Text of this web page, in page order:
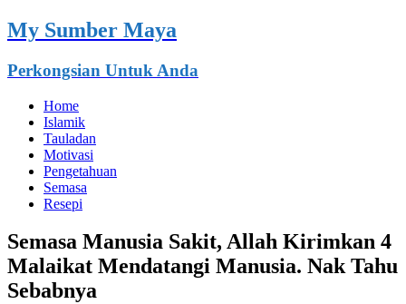
My Sumber Maya
Perkongsian Untuk Anda
Home
Islamik
Tauladan
Motivasi
Pengetahuan
Semasa
Resepi
Semasa Manusia Sakit, Allah Kirimkan 4
Malaikat Mendatangi Manusia. Nak Tahu
Sebabnya